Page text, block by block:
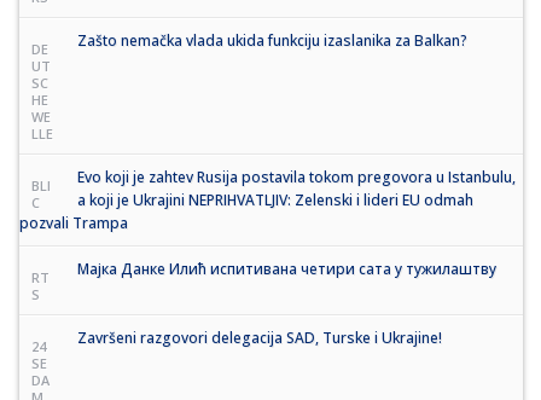
DE
UT
SC
HE
WE
LLE
Zašto nemačka vlada ukida funkciju izaslanika za Balkan?
BLI
C
Evo koji je zahtev Rusija postavila tokom pregovora u Istanbulu,
a koji je Ukrajini NEPRIHVATLJIV: Zelenski i lideri EU odmah
pozvali Trampa
RT
S
Мајка Данке Илић испитивана четири сата у тужилаштву
24
SE
DA
Završeni razgovori delegacija SAD, Turske i Ukrajine!